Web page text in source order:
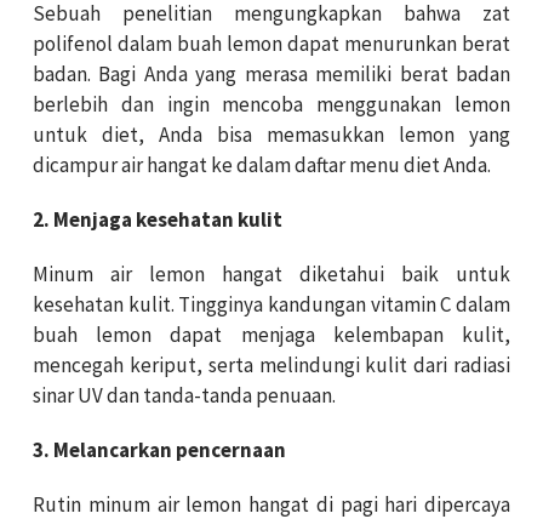
Sebuah penelitian mengungkapkan bahwa zat
polifenol dalam buah lemon dapat menurunkan berat
badan. Bagi Anda yang merasa memiliki berat badan
berlebih dan ingin mencoba menggunakan lemon
untuk diet, Anda bisa memasukkan lemon yang
dicampur air hangat ke dalam daftar menu diet Anda.
2. Menjaga kesehatan kulit
Minum air lemon hangat diketahui baik untuk
kesehatan kulit. Tingginya kandungan vitamin C dalam
buah lemon dapat menjaga kelembapan kulit,
mencegah keriput, serta melindungi kulit dari radiasi
sinar UV dan tanda-tanda penuaan.
3. Melancarkan pencernaan
Rutin minum air lemon hangat di pagi hari dipercaya